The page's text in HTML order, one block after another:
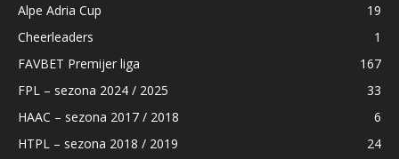
Alpe Adria Cup
19
Cheerleaders
1
FAVBET Premijer liga
167
FPL – sezona 2024 / 2025
33
HAAC – sezona 2017 / 2018
6
HTPL – sezona 2018 / 2019
24